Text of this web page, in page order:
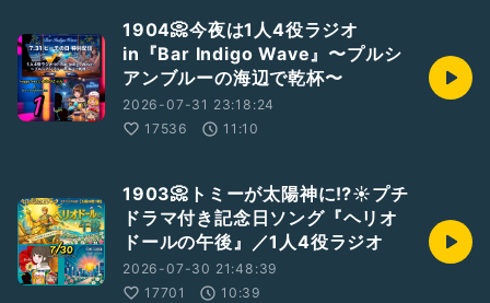
1904📀今夜は1人4役ラジオ
in『Bar Indigo Wave』〜プルシ
アンブルーの海辺で乾杯〜
2026-07-31 23:18:24
17536
11:10
1903📀トミーが太陽神に⁉️☀️プチ
ドラマ付き記念日ソング『ヘリオ
ドールの午後』／1人4役ラジオ
2026-07-30 21:48:39
17701
10:39